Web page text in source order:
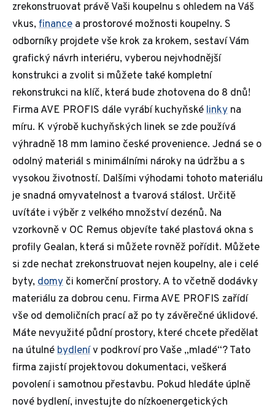
zrekonstruovat právě Vaši koupelnu s ohledem na Váš
vkus,finance a prostorové možnosti koupelny. S
odborníky projdete vše krok za krokem, sestaví Vám
grafický návrh interiéru, vyberou nejvhodnější
konstrukci a zvolit si můžete také kompletní
rekonstrukci na klíč, která bude zhotovena do 8 dnů!
Firma AVE PROFIS dále vyrábí kuchyňskélinky na
míru. K výrobě kuchyňských linek se zde používá
výhradně 18 mm lamino české provenience. Jedná se o
odolný materiál s minimálními nároky na údržbu a s
vysokou životností. Dalšími výhodami tohoto materiálu
je snadná omyvatelnost a tvarová stálost. Určitě
uvítáte i výběr z velkého množství dezénů. Na
vzorkovně v OC Remus objevíte také plastová okna s
profily Gealan, která si můžete rovněž pořídit. Můžete
si zde nechat zrekonstruovat nejen koupelny, ale i celé
byty,domy či komerční prostory. A to včetně dodávky
materiálu za dobrou cenu. Firma AVE PROFIS zařídí
vše od demoličních prací až po ty závěrečné úklidové.
Máte nevyužité půdní prostory, které chcete předělat
na útulnébydlenív podkroví pro Vaše „mladé“? Tato
firma zajistí projektovou dokumentaci, veškerá
povolení i samotnou přestavbu. Pokud hledáte úplně
nové bydlení, investujte do nízkoenergetických